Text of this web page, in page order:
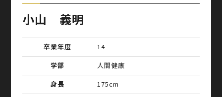
小山 義明
卒業年度
14
学部
人間健康
身長
175cm